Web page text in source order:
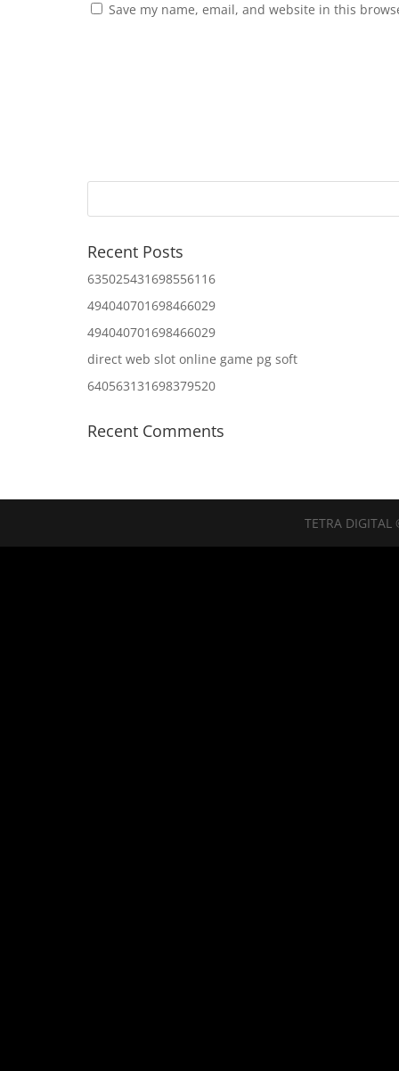
Save my name, email, and website in this
Recent Posts
635025431698556116
494040701698466029
494040701698466029
direct web slot online game pg soft
640563131698379520
Recent Comments
TETRA